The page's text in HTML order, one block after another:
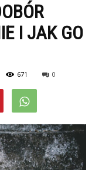
I JAK GO
671 0